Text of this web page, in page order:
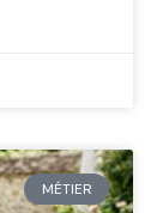
MÉTIER